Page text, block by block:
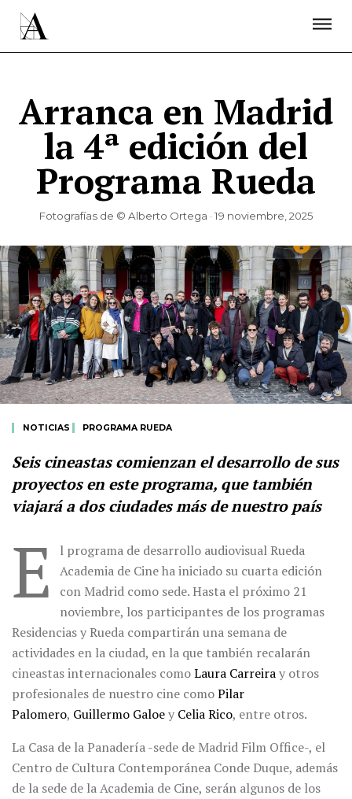
Arranca en Madrid
la 4ª edición del
Programa Rueda
Fotografías de © Alberto Ortega · 19 noviembre, 2025
NOTICIAS PROGRAMA RUEDA
Seis cineastas comienzan el desarrollo de sus
proyectos en este programa, que también
viajará a dos ciudades más de nuestro país
E
l programa de desarrollo audiovisual Rueda
Academia de Cine ha iniciado su cuarta edición
con Madrid como sede. Hasta el próximo 21
noviembre, los participantes de los programas
Residencias y Rueda compartirán una semana de
actividades en la ciudad, en la que también recalarán
cineastas internacionales comoLaura Carreiray otros
profesionales de nuestro cine comoPilar
Palomero, Guillermo Galoey Celia Rico, entre otros.
La Casa de la Panadería -sede de Madrid Film Office-, el
Centro de Cultura Contemporánea Conde Duque, además
de la sede de la Academia de Cine, serán algunos de los
ÚNETE A LA ACADEMIA DE CINE
PRENSA
NEWSLETTER